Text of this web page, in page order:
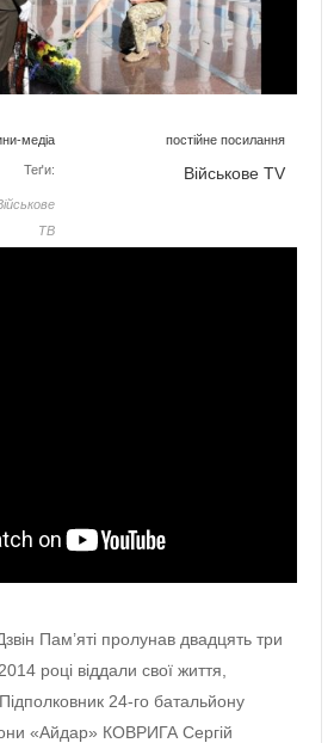
медіа постійне посилання
Теґи:
ТВ
Військове TV
Пам’яті пролунав двадцять три
році віддали свої життя,
24-го батальйону
«Айдар» КОВРИГА Сергій